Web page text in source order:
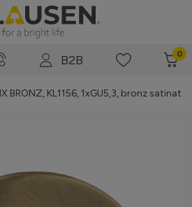
B2B 0
BRONZ, KL1156, 1xGU5,3, bronz satinat